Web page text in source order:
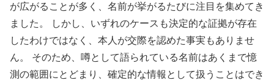
が広がることが多く、名前が挙がるたびに注目を集めてき
ました。 しかし、いずれのケースも決定的な証拠が存在
したわけではなく、本人が交際を認めた事実もありませ
ん。 そのため、噂として語られている名前はあくまで憶
測の範囲にとどまり、確定的な情報として扱うことはでき